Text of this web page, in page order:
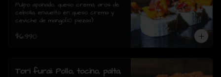
de cebolla, envuelto en queso
crema y ceviche de mango(10
Pulpo apanado, queso crema, aros de
cebolla, envuelto en queso crema y
ceviche de mango(10 piezas)
$6.990
Tori furai: Pollo, tocino, palta,